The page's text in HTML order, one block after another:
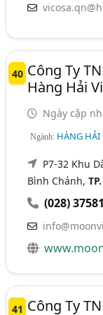
40 Công Ty
Hàng Hải
Ngày cập
Ngành: HÀNG HẢI
P7-32 Khu
Bình Chánh,
(028)
41 Công Ty